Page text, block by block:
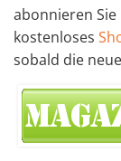
abonnieren
kostenloses
sobald die